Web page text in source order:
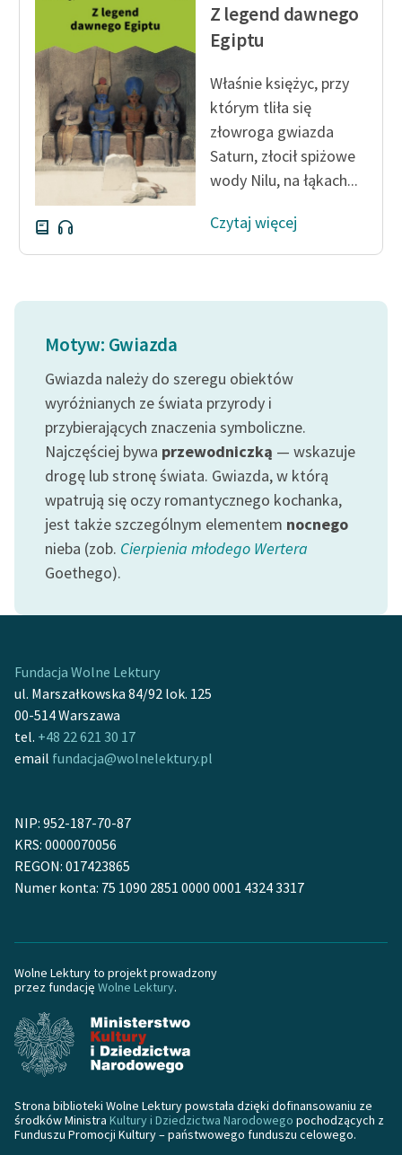
Z legend dawnego
Egiptu
Właśnie księżyc, przy
którym tliła się
złowroga gwiazda
Saturn, złocił spiżowe
wody Nilu, na łąkach...
Czytaj więcej
Motyw: Gwiazda
Gwiazda należy do szeregu obiektów
wyróżnianych ze świata przyrody i
przybierających znaczenia symboliczne.
Najczęściej bywa przewodniczką — wskazuje
drogę lub stronę świata. Gwiazda, w którą
wpatrują się oczy romantycznego kochanka,
jest także szczególnym elementem nocnego
nieba (zob. Cierpienia młodego Wertera
Goethego).
Fundacja Wolne Lektury
ul. Marszałkowska 84/92 lok. 125
00-514 Warszawa
tel. +48 22 621 30 17
email fundacja@wolnelektury.pl
NIP: 952-187-70-87
KRS: 0000070056
REGON: 017423865
Numer konta: 75 1090 2851 0000 0001 4324 3317
Wolne Lektury to projekt prowadzony
przez fundację Wolne Lektury.
Strona biblioteki Wolne Lektury powstała dzięki dofinansowaniu ze
środków Ministra Kultury i Dziedzictwa Narodowego pochodzących z
Funduszu Promocji Kultury – państwowego funduszu celowego.